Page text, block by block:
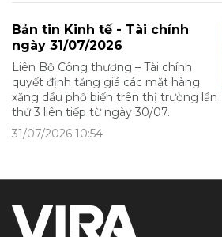
Bản tin Kinh tế - Tài chính
ngày 31/07/2026
Liên Bộ Công thương – Tài chính
quyết định tăng giá các mặt hàng
xăng dầu phổ biến trên thị trường lần
thứ 3 liên tiếp từ ngày 30/07.
31/07/2026 10:54